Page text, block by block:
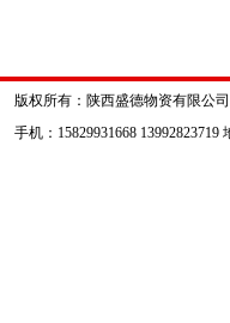
版权所有：陕西盛德物资有限公
手机：15829931668